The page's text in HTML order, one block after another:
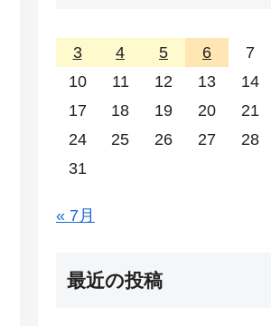
3
4 5 6 7
10
11 12 13 14
17
18 19 20 21
24
25 26 27 28
31
« 7月
最近の投稿